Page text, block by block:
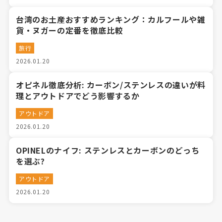
台湾のお土産おすすめランキング：カルフールや雑
貨・ヌガーの定番を徹底比較
旅行
2026.01.20
オピネル徹底分析: カーボン/ステンレスの違いが料
理とアウトドアでどう影響するか
アウトドア
2026.01.20
OPINELのナイフ: ステンレスとカーボンのどっち
を選ぶ?
アウトドア
2026.01.20